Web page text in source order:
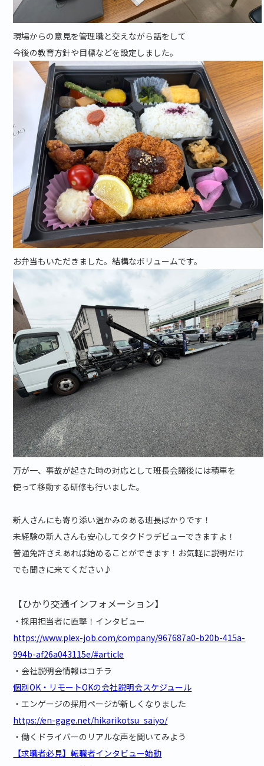
現場からの意見を管理職と交えながら話をして
今後の教育方針や目標などを設定しました。
お弁当もいただきました。結構なボリュームです。
万が一、事故が起きた時の対応として班長会議後には積車を
使って移動する研修も行いました。
新人さんにも寄り添い温かみのある班長ばかりです！
未経験の新人さんも安心してタクドラデビューできますよ！
普通免許さえあれば始めることができます！お気軽に説明だけ
でも聞きに来てください♪
【ひかり交通インフォメーション】
・採用担当者に直撃！インタビュー
https://www.plex-job.com/company/967687a0-b20b-415a-
994b-af26a043115e/#article
・会社説明会情報はコチラ
個別OK・リモートOKの会社説明会スケジュール
・エンゲージの採用ページが新しくなりました
https://en-gage.net/hikarikotsu_saiyo/
・働くドライバーのリアルな声を聞いてみよう
【求職者必見】転職者インタビュー始動